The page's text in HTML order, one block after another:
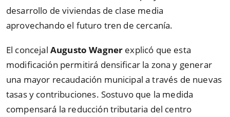
desarrollo de viviendas de clase media
aprovechando el futuro tren de cercanía.
El concejal Augusto Wagner explicó que esta
modificación permitirá densificar la zona y generar
una mayor recaudación municipal a través de nuevas
tasas y contribuciones. Sostuvo que la medida
compensará la reducción tributaria del centro